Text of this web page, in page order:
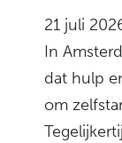
21 juli
In
dat hulp
om